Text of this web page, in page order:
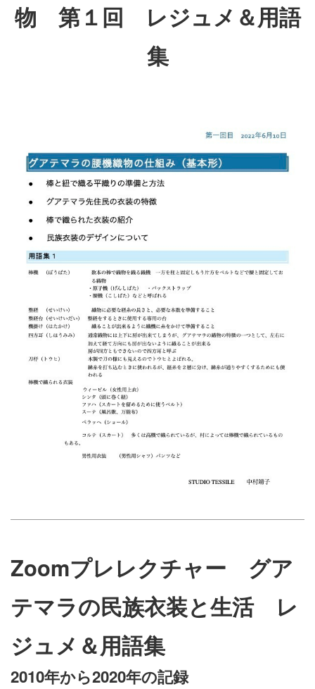
物 第１回 レジュメ＆用語
集
Zoomプレレクチャー グア
テマラの民族衣装と生活 レ
ジュメ＆用語集
2010年から2020年の記録